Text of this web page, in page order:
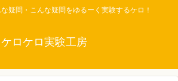
疑問・こんな疑問をゆるーく実験するケロ！
ケロケロ実験工房